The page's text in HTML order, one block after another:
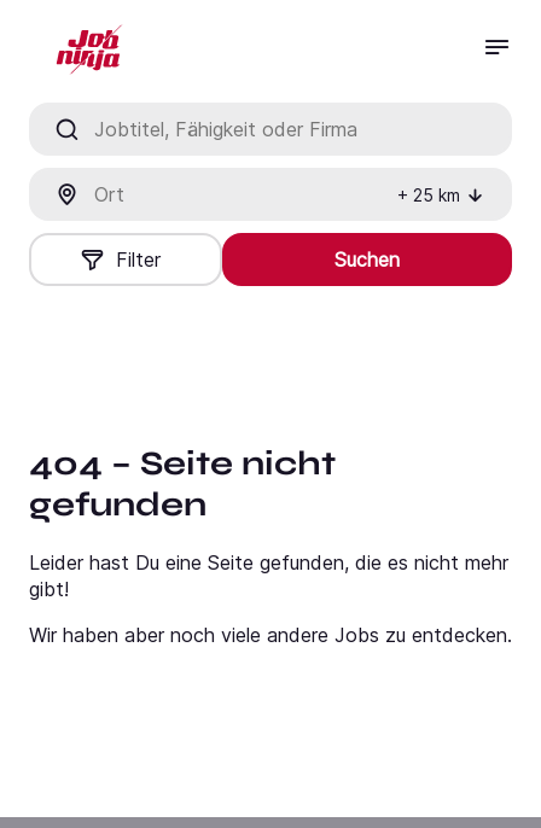
+ 25 km
Filter Suchen
404 – Seite nicht
gefunden
Leider hast Du eine Seite gefunden, die es nicht mehr
gibt!
Wir haben aber noch viele andere Jobs zu entdecken.